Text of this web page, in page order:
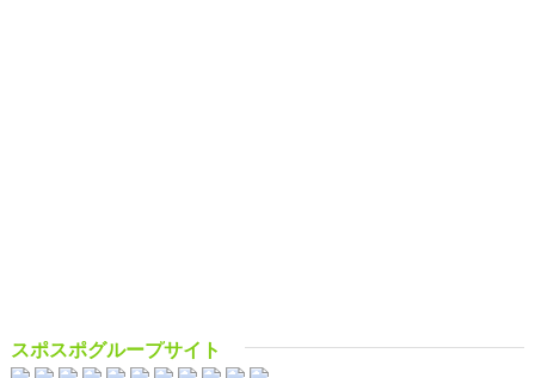
スポスポグループサイト